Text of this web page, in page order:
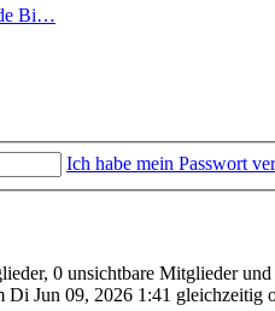
Bi…
Ich habe mein Passwort
0 unsichtbare Mitglieder
Di Jun 09, 2026 1:41 gleichzeitig